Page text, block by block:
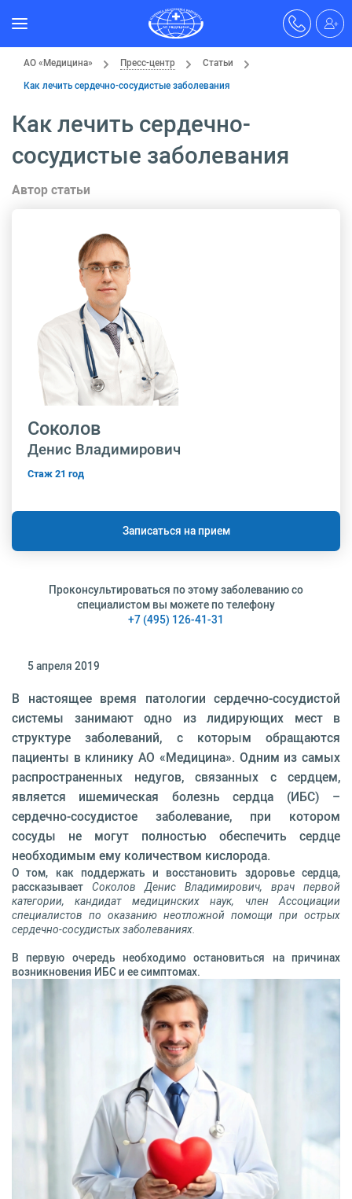
АО «Медицина» Пресс-центр
Статьи
Как лечить сердечно-сосудистые заболевания
Как лечить сердечно-
сосудистые заболевания
5 апреля 2019
В настоящее время патологии сердечно-сосудистой
системы занимают одно из лидирующих мест в
структуре заболеваний, с которым обращаются
пациенты в клинику АО «Медицина». Одним из самых
распространенных недугов, связанных с сердцем,
является ишемическая болезнь сердца (ИБС) –
сердечно-сосудистое заболевание, при котором
сосуды не могут полностью обеспечить сердце
необходимым ему количеством кислорода.
О том, как поддержать и восстановить здоровье сердца,
рассказывает Соколов Денис Владимирович, врач первой
категории, кандидат медицинских наук, член Ассоциации
специалистов по оказанию неотложной помощи при острых
сердечно-сосудистых заболеваниях.
В первую очередь необходимо остановиться на причинах
возникновения ИБС и ее симптомах.
Автор статьи
Соколов
Денис Владимирович
Стаж 21 год
Записаться на прием
Проконсультироваться по этому заболеванию со
специалистом вы можете по телефону
+7 (495) 126-41-31